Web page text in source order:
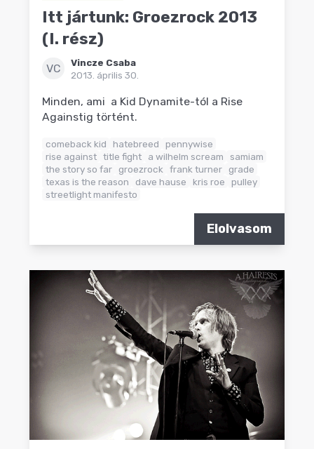
Itt jártunk: Groezrock 2013
(I. rész)
VC
Vincze Csaba
2013. április 30.
Minden, ami a Kid Dynamite-tól a Rise
Againstig történt.
comeback kid hatebreed
pennywise
rise against title fight a wilhelm scream
samiam
the story so far
groezrock frank turner
grade
texas is the reason
dave hause kris roe
pulley
streetlight manifesto
Elolvasom